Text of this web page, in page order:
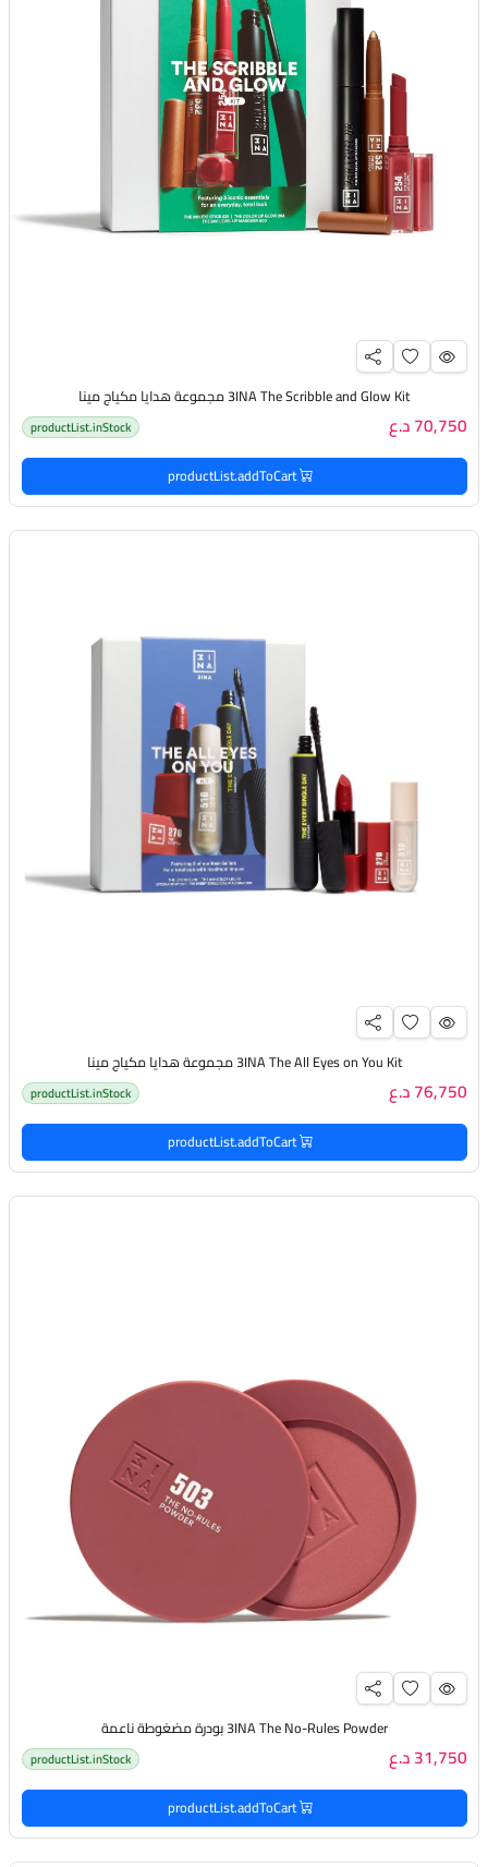
3INA The Scribble and Glow Kit مجموعة هدايا مكياج مينا
70,750 د.ع productList.inStock
productList.addToCart
3INA The All Eyes on You Kit مجموعة هدايا مكياج مينا
76,750 د.ع productList.inStock
productList.addToCart
3INA The No-Rules Powder بودرة مضغوطة ناعمة
31,750 د.ع productList.inStock
productList.addToCart